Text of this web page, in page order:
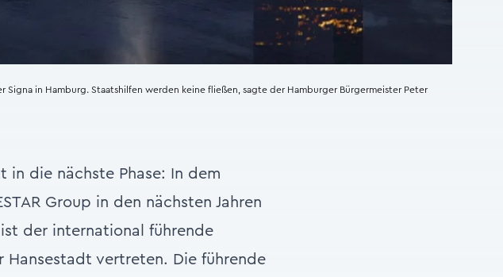
in Hamburg. Staatshilfen werden keine fließen, sagte der Hamburger Bürgermeister Peter
die nächste Phase: In dem
Group in den nächsten Jahren
der international führende
Hansestadt vertreten. Die führende